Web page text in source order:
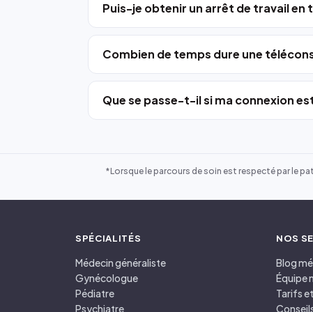
Puis-je obtenir un arrêt de travail en
Combien de temps dure une
Que se passe-t-il si ma connexion
*Lorsque le parcours de soin est respecté par le
SPÉCIALITÉS
Médecin généraliste
Gynécologue
Pédiatre
Psychiatre
NOS
Blog
Équipe
Tarifs